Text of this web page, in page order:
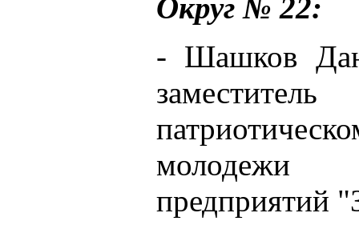
Округ № 22:
- Шашков
молодежи
предприятий